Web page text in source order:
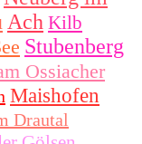
Ach Kilb
Stubenberg
Ossiacher
Maishofen
Drautal